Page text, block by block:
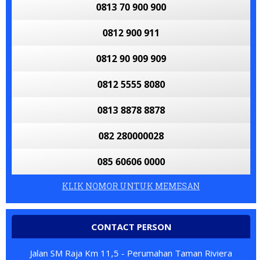
0813 70 900 900
0812 900 911
0812 90 909 909
0812 5555 8080
0813 8878 8878
082 280000028
085 60606 0000
KLIK NOMOR UNTUK MEMESAN
CONTACT PERSON
Jalan SM Raja Km 11,5 - Perumahan Taman Riviera